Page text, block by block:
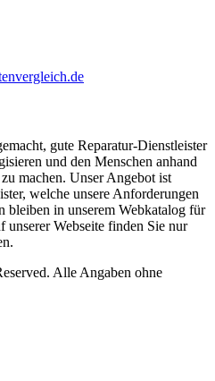
gute Reparatur-Dienstleister
und den Menschen anhand
machen. Unser Angebot ist
welche unsere Anforderungen
bleiben in unserem Webkatalog für
unserer Webseite finden Sie nur
Alle Angaben ohne